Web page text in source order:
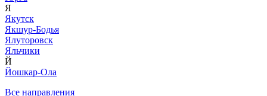
Я
Якутск
Якшур-Бодья
Ялуторовск
Яльчики
Й
Йошкар-Ола
Все направления